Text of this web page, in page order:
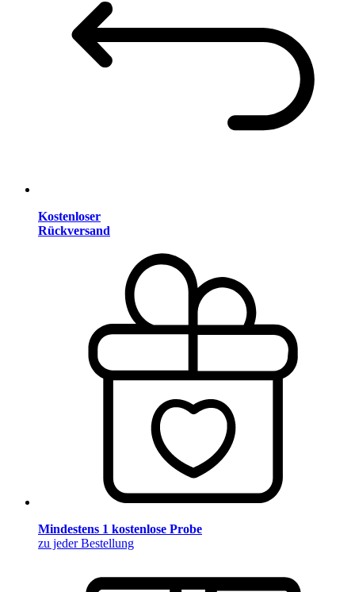
Kostenloser
Rückversand
Mindestens 1 kostenlose Probe
zu jeder Bestellung